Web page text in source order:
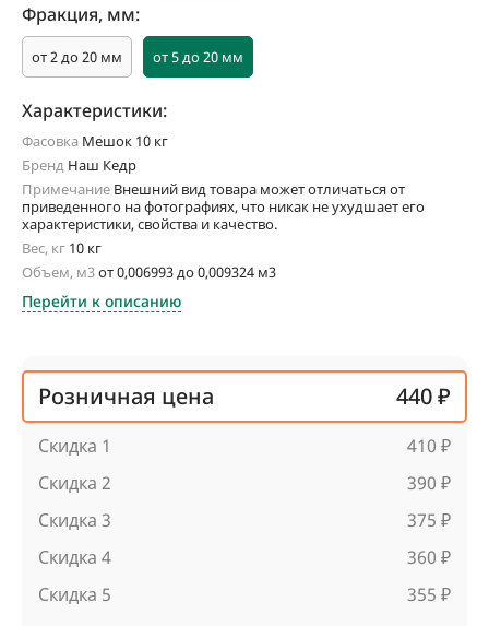
Фракция, мм:
от 2 до 20 мм от 5 до 20 мм
Характеристики:
Фасовка Мешок 10 кг
Бренд Наш Кедр
Примечание Внешний вид товара может отличаться от
приведенного на фотографиях, что никак не ухудшает его
характеристики, свойства и качество.
Вес, кг 10 кг
Объем, м3от 0,006993 до 0,009324 м3
Перейти к описанию
Розничная цена 440 ₽
Скидка 1
410 ₽
Скидка 2
390 ₽
Скидка 3
375 ₽
Скидка 4
360 ₽
Скидка 5
355 ₽